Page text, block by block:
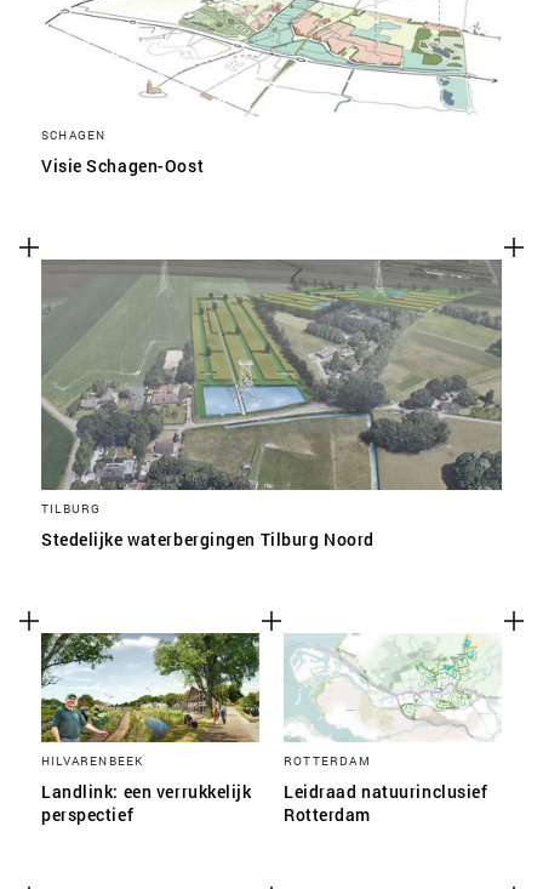
SCHAGEN
Visie Schagen-Oost
TILBURG
Stedelijke waterbergingen Tilburg Noord
HILVARENBEEK
Landlink: een verrukkelijk
perspectief
ROTTERDAM
Leidraad natuurinclusief
Rotterdam